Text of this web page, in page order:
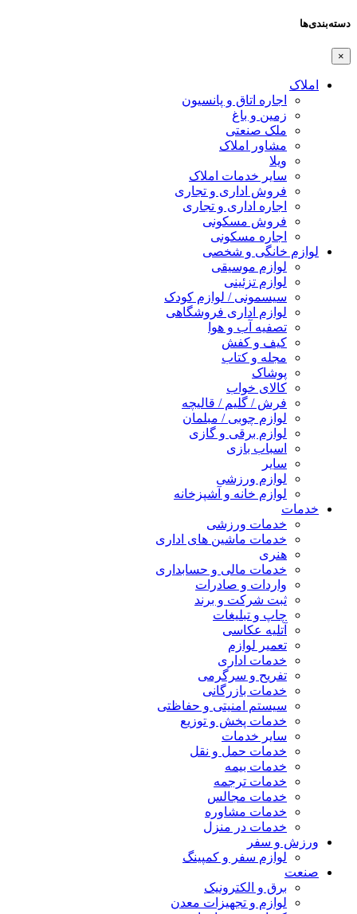
دسته‌بندی‌ها
×
املاک
اجاره اتاق و پانسیون
زمین و باغ
ملک صنعتی
مشاور املاک
ویلا
سایر خدمات املاک
فروش اداری و تجاری
اجاره اداری و تجاری
فروش مسکونی
اجاره مسکونی
لوازم خانگی و شخصی
لوازم موسیقی
لوازم تزئینی
سیسمونی / لوازم کودک
لوازم اداری فروشگاهی
تصفیه آب و هوا
کیف و کفش
مجله و کتاب
پوشاک
کالای خواب
فرش / گلیم / قالیچه
لوازم چوبی / مبلمان
لوازم برقی و گازی
اسباب بازی
سایر
لوازم ورزشی
لوازم خانه و آشپزخانه
خدمات
خدمات ورزشی
خدمات ماشین های اداری
هنری
خدمات مالی و حسابداری
واردات و صادرات
ثبت شرکت و برند
چاپ و تبلیغات
آتلیه عکاسی
تعمیر لوازم
خدمات اداری
تفریح و سرگرمی
خدمات بازرگانی
سیستم امنیتی و حفاظتی
خدمات پخش و توزیع
سایر خدمات
خدمات حمل و نقل
خدمات بیمه
خدمات ترجمه
خدمات مجالس
خدمات مشاوره
خدمات در منزل
ورزش و سفر
لوازم سفر و کمپینگ
صنعت
برق و الکترونیک
لوازم و تجهیزات معدن